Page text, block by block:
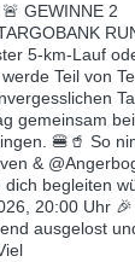
GEWINNE 2
5-km-Lauf
Teil von
gemeinsam
🍔🥤 So
&
begleiten
20:00 Uhr
ausgelost